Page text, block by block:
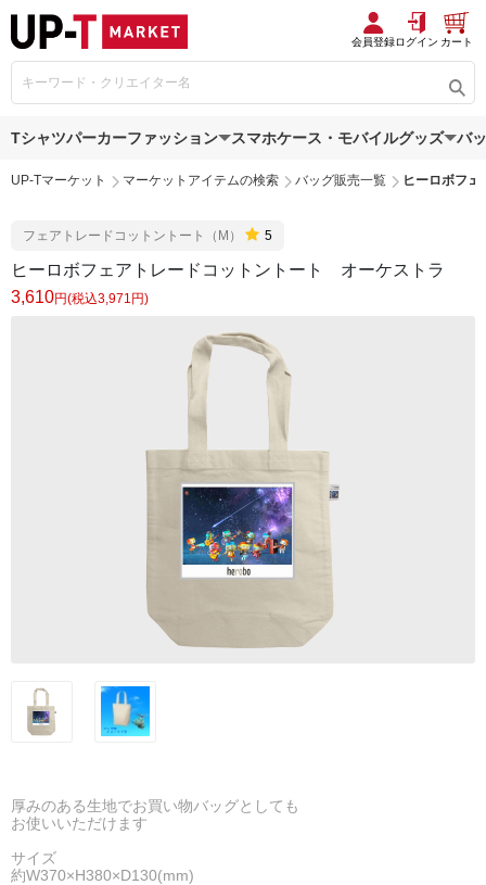
会員登録ログイン カート
Tシャツパーカーファッション スマホケース・モバイルグッズ バ
UP-Tマーケット マーケットアイテムの検索 バッグ販売一覧 ヒーロボフ
フェアトレードコットントート（M） 5
ヒーロボフェアトレードコットントート オーケストラ
3,610円(税込3,971円)
厚みのある生地でお買い物バッグとしても
お使いいただけます
サイズ
約W370×H380×D130(mm)